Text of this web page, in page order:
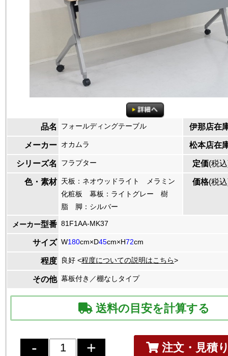
品名 フォールディングテーブル 伊那店在
メーカー オカムラ 松本店在
シリーズ名 フラプター 定価(税
色・素材 天板：ネオウッドライト メラミン
化粧板 幕板：ライトグレー 樹
脂 脚：シルバー
価格(税
メーカー型番 81F1AA-MK37
サイズ W180cm×D45cm×H72cm
程度 良好 <程度についての説明はこちら>
その他 幕板付き／棚なしタイプ
送料の目安を計算する
注文・見積